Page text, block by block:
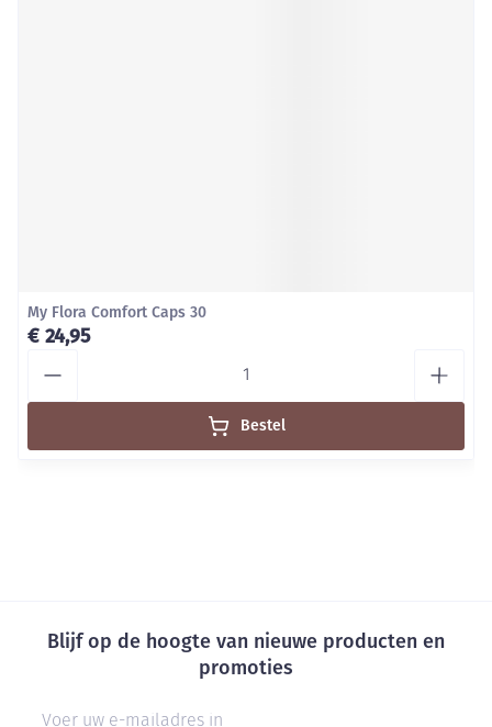
My Flora Comfort Caps 30
€ 24,95
Bestel
Blijf op de hoogte van nieuwe producten en
promoties